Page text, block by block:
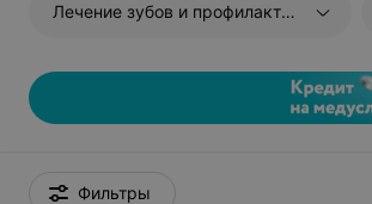
Лечение зубов и профилактика
Фильтры